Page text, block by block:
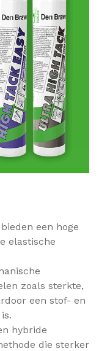
een hoge
elastische
zoals sterkte,
een stof- en
hybride
die sterker